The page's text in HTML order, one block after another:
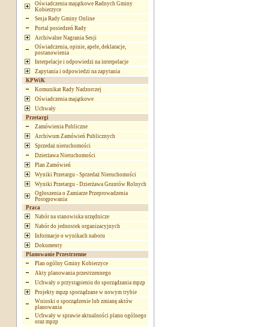
Oświadczenia majątkowe Radnych Gminy
Kobierzyce
Sesja Rady Gminy Online
Portal posiedzeń Rady
Archiwalne Nagrania Sesji
Oświadczenia, opinie, apele, deklaracje,
postanowienia
Interpelacje i odpowiedzi na interpelacje
Zapytania i odpowiedzi na zapytania
KPWiK
Komunikat Rady Nadzorczej
Oświadczenia majątkowe
Uchwały
Przetargi
Zamówienia Publiczne
Archiwum Zamówień Publicznych
Sprzedaż nieruchomości
Dzierżawa Nieruchomości
Plan Zamówień
Wyniki Przetargu - Sprzedaż Nieruchomości
Wyniki Przetargu - Dzierżawa Gruntów Rolnych
Ogłoszenia o Zamiarze Przeprowadzenia
Postępowania
Praca
Nabór na stanowiska urzędnicze
Nabór do jednostek organizacyjnych
Informacje o wynikach naboru
Dokumenty
Planowanie Przestrzenne
Plan ogólny Gminy Kobierzyce
Akty planowania przestrzennego
Uchwały o przystąpieniu do sporządzania mpzp
Projekty mpzp sporządzane w nowym trybie
Wnioski o sporządzenie lub zmianę aktów
planowania
Uchwały w sprawie aktualności planu ogólnego
oraz mpzp